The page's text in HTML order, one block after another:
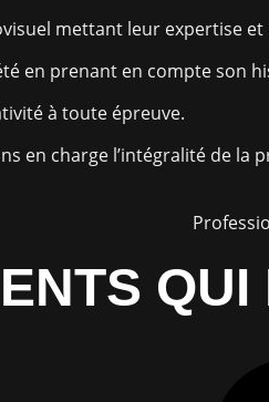
mettant leur expertise
en prenant en compte son
à toute épreuve.
en charge l’intégralité de